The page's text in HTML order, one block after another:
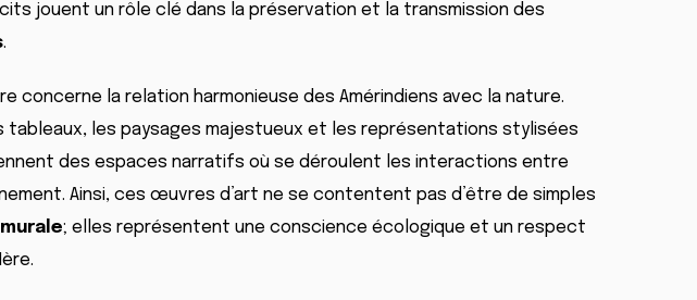
jouent un rôle clé dans la préservation et la transmission des
.
concerne la relation harmonieuse des Amérindiens avec la nature.
tableaux, les paysages majestueux et les représentations stylisées
des espaces narratifs où se déroulent les interactions entre
Ainsi, ces œuvres d’art ne se contentent pas d’être de simples
; elles représentent une conscience écologique et un respect